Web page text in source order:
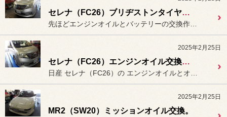
セレナ（FC26）ブリヂストンタイヤ「プレイズ PXｰRVⅡ」装着。
2025年2月25日
セレナ（FC26）エンジンオイル交換＆バッテリー交換。
2025年2月25日
MR2（SW20）ミッションオイル交換。